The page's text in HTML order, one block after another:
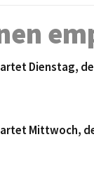
Dienstag,
Mittwoch,